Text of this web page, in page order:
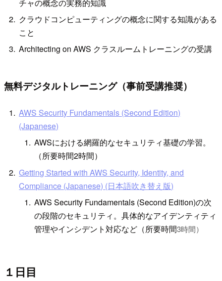
チャの概念の実務的知識
クラウドコンピューティングの概念に関する知識がある
こと
Architecting on AWS クラスルームトレーニングの受講
無料デジタルトレーニング（事前受講推奨）
AWS Security Fundamentals (Second Edition)
(Japanese)
AWSにおける網羅的なセキュリティ基礎の学習。
（所要時間2時間）
Getting Started with AWS Security, Identity, and
Compliance (Japanese) (日本語吹き替え版)
AWS Security Fundamentals (Second Edition)の次
の段階のセキュリティ。具体的なアイデンティティ
管理やインシデント対応など（所要時間3時間）
１日目